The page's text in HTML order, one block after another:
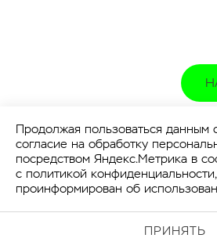
Продолжая пользоваться данным
согласие на обработку
посредством Яндекс.Метрика в
с политикой конфиденциальности
проинформирован об
ПРИНЯТЬ